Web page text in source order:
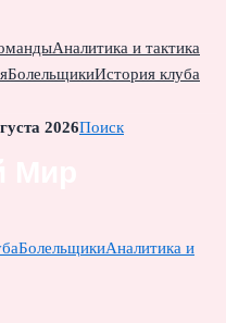
Аналитика и тактика
БолельщикиИстория клуба
2026Поиск
БолельщикиАналитика и